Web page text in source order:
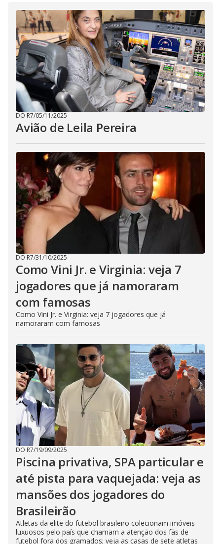
DO R7/05/11/2025
Avião de Leila Pereira
DO R7/31/10/2025
Como Vini Jr. e Virginia: veja 7
jogadores que já namoraram
com famosas
Como Vini Jr. e Virginia: veja 7 jogadores que já
namoraram com famosas
DO R7/19/09/2025
Piscina privativa, SPA particular e
até pista para vaquejada: veja as
mansões dos jogadores do
Brasileirão
Atletas da elite do futebol brasileiro colecionam imóveis
luxuosos pelo país que chamam a atenção dos fãs de
futebol fora dos gramados; veja as casas de sete atletas